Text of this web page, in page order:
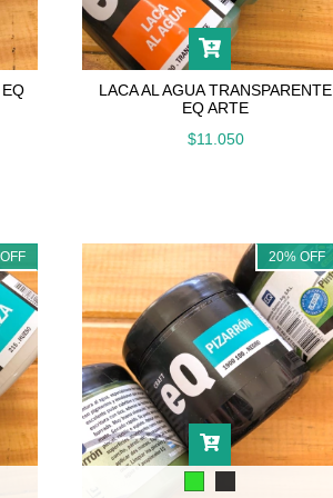
LACA AL AGUA TRANSPARENTE
EQ ARTE
$11.050
OFF 20%OFF